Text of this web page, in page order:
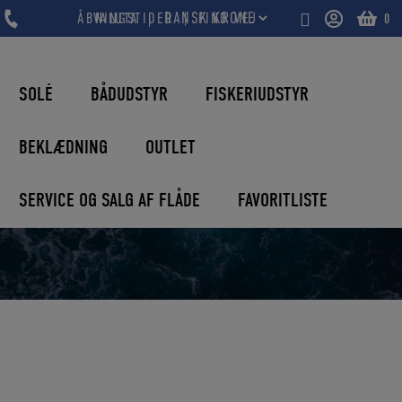
Hop
til
ÅBNINGSTIDER | FIND VEJ
VALUTA 0
SOLÉ BÅDUDSTYR FISKERIUDSTYR
BEKLÆDNING OUTLET
SERVICE OG SALG AF FLÅDE FAVORITLISTE